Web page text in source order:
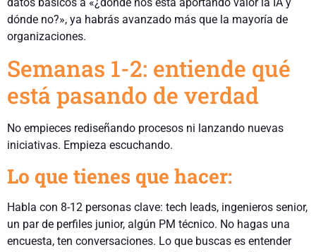
dónde no?», ya habrás avanzado más que la mayoría de
organizaciones.
Semanas 1-2: entiende qué
está pasando de verdad
No empieces rediseñando procesos ni lanzando nuevas
iniciativas. Empieza escuchando.
Lo que tienes que hacer:
Habla con 8-12 personas clave: tech leads, ingenieros senior,
un par de perfiles junior, algún PM técnico. No hagas una
encuesta, ten conversaciones. Lo que buscas es entender